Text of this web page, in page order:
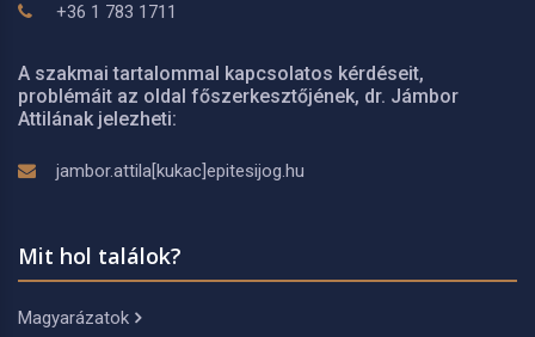
+36 1 783 1711
A szakmai tartalommal kapcsolatos kérdéseit,
problémáit az oldal főszerkesztőjének, dr. Jámbor
Attilának jelezheti:
jambor.attila[kukac]epitesijog.hu
Mit hol találok?
Magyarázatok